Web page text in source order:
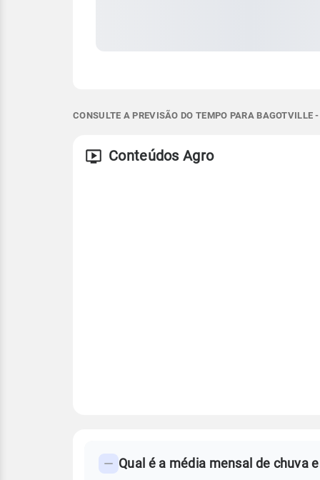
CONSULTE A PREVISÃO DO TEMPO PARA BAGOTVILLE
Conteúdos Agro